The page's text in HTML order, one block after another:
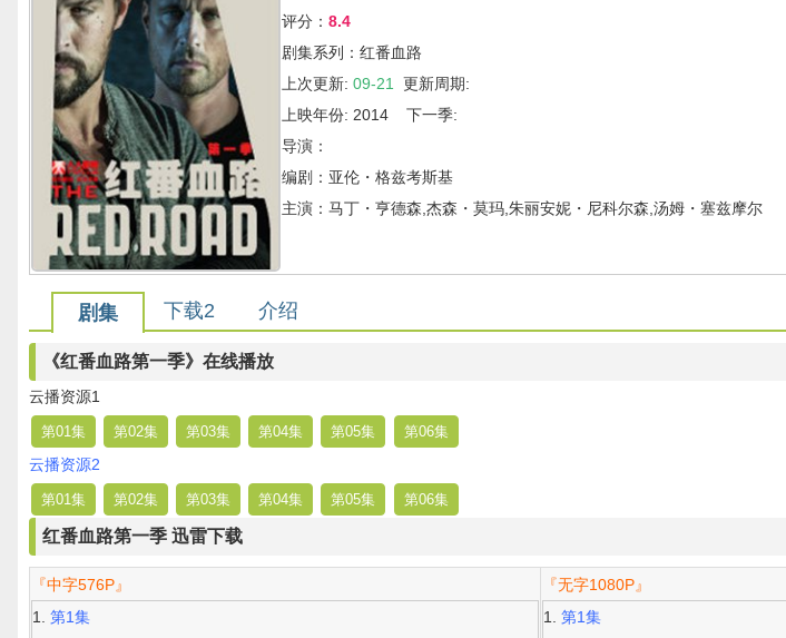
评分： 8.4
剧集系列：红番血路
上次更新: 09-21
更新周期:
上映年份: 2014 下一季:
导演：
编剧：亚伦・格兹考斯基
主演：马丁・亨德森,杰森・莫玛,朱丽安妮・尼科尔森,汤姆・塞兹摩尔
剧集 下载2 介绍
《红番血路第一季》在线播放
云播资源1
第01集 第02集 第03集 第04集 第05集 第06集
云播资源2
第01集 第02集 第03集 第04集 第05集 第06集
红番血路第一季 迅雷下载
『中字576P』
第1集
『无字1080P』
第1集